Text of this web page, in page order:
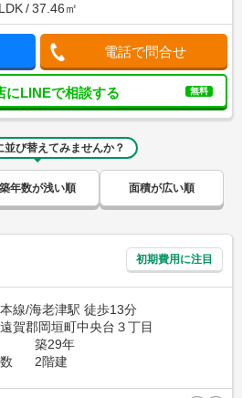
37.46㎡
電話で問合せ
にLINEで相談する 無料
並び替えてみませんか？
築年数が浅い順 面積が広い順
初期費用に注目
線/海老津駅 徒歩13分
賀郡岡垣町中央台３丁目
築29年
2階建